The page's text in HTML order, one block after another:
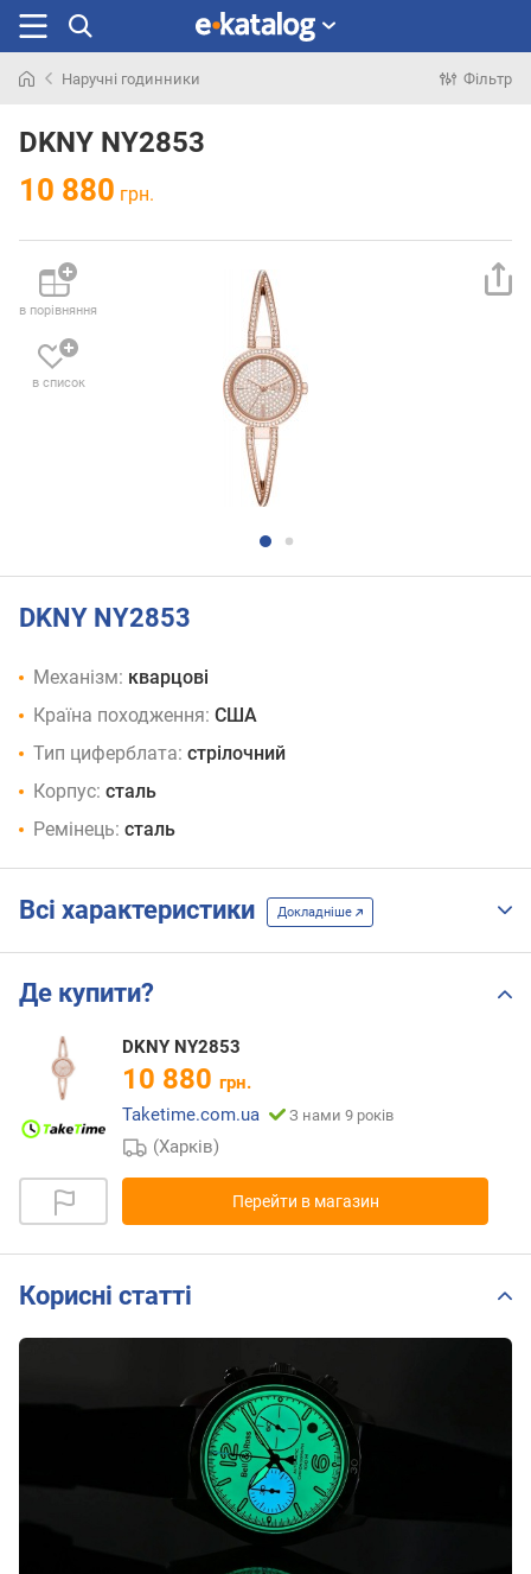
раніше
Наручні годинники Фільтр
DKNY NY2853
10 880 грн.
в порівняння
в список
DKNY NY2853
Механізм: кварцові
Країна походження: США
Тип циферблата: стрілочний
Корпус: сталь
Ремінець: сталь
Всі характеристики Докладніше
Де купити?
DKNY NY2853
10 880 грн.
Taketime.com.ua
З нами 9 років
(Харків)
Перейти в магазин
Корисні статті